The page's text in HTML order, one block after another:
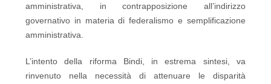
amministrativa, in contrapposizione all’indirizzo
governativo in materia di federalismo e semplificazione
amministrativa.
L’intento della riforma Bindi, in estrema sintesi, va
rinvenuto nella necessità di attenuare le disparità